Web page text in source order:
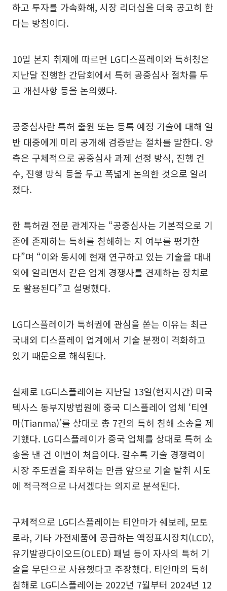
하고 투자를 가속화해, 시장 리더십을 더욱 공고히 한
다는 방침이다.
10일 본지 취재에 따르면 LG디스플레이와 특허청은
지난달 진행한 간담회에서 특허 공중심사 절차를 두
고 개선사항 등을 논의했다.
공중심사란 특허 출원 또는 등록 예정 기술에 대해 일
반 대중에게 미리 공개해 검증받는 절차를 말한다. 양
측은 구체적으로 공중심사 과제 선정 방식, 진행 건
수, 진행 방식 등을 두고 폭넓게 논의한 것으로 알려
졌다.
한 특허권 전문 관계자는 “공중심사는 기본적으로 기
존에 존재하는 특허를 침해하는 지 여부를 평가한
다”며 “이와 동시에 현재 연구하고 있는 기술을 대내
외에 알리면서 같은 업계 경쟁사를 견제하는 장치로
도 활용된다”고 설명했다.
LG디스플레이가 특허권에 관심을 쏟는 이유는 최근
국내외 디스플레이 업계에서 기술 분쟁이 격화하고
있기 때문으로 해석된다.
실제로 LG디스플레이는 지난달 13일(현지시간) 미국
텍사스 동부지방법원에 중국 디스플레이 업체 ‘티엔
마(Tianma)’를 상대로 총 7건의 특허 침해 소송을 제
기했다. LG디스플레이가 중국 업체를 상대로 특허 소
송을 낸 건 이번이 처음이다. 갈수록 기술 경쟁력이
시장 주도권을 좌우하는 만큼 앞으로 기술 탈취 시도
에 적극적으로 나서겠다는 의지로 분석된다.
구체적으로 LG디스플레이는 티안마가 쉐보레, 모토
로라, 기타 가전제품에 공급하는 액정표시장치(LCD),
유기발광다이오드(OLED) 패널 등이 자사의 특허 기
술을 무단으로 사용했다고 주장했다. 티안마의 특허
침해로 LG디스플레이는 2022년 7월부터 2024년 12